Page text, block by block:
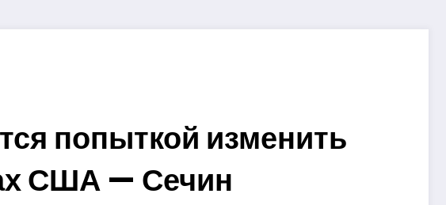
попыткой изменить
США — Сечин